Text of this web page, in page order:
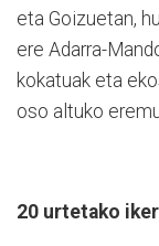
eta Goizuetan,
ere Adarra-
kokatuak eta
oso altuko
20 urtetako